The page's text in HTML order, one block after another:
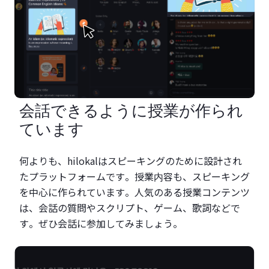
会話できるように授業が作られ
ています
何よりも、hilokalはスピーキングのために設計され
たプラットフォームです。授業内容も、スピーキング
を中心に作られています。人気のある授業コンテンツ
は、会話の質問やスクリプト、ゲーム、歌詞などで
す。ぜひ会話に参加してみましょう。